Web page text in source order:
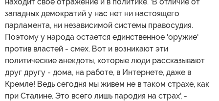
западных демократий у нас нет ни настоящего
парламента, ни независимой системы правосудия.
Поэтому у народа остается единственное 'оружие'
против властей - смех. Вот и возникают эти
политические анекдоты, которые люди рассказывают
друг другу - дома, на работе, в Интернете, даже в
Кремле! Ведь сегодня мы живем не в таком страхе, как
при Сталине. Это всего лишь пародия на страх', -